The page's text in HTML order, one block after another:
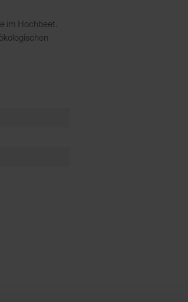
im Hochbeet.